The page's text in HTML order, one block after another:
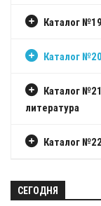
Каталог
Каталог
Каталог
литература
Каталог
СЕГОДНЯ